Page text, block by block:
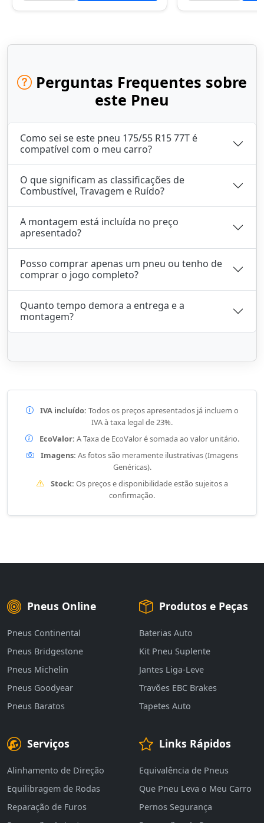
Perguntas Frequentes sobre
este Pneu
Como sei se este pneu 175/55 R15 77T é
compatível com o meu carro?
O que significam as classificações de
Combustível, Travagem e Ruído?
A montagem está incluída no preço
apresentado?
Posso comprar apenas um pneu ou tenho de
comprar o jogo completo?
Quanto tempo demora a entrega e a
montagem?
IVA incluído: Todos os preços apresentados já incluem o
IVA à taxa legal de 23%.
EcoValor: A Taxa de EcoValor é somada ao valor unitário.
Imagens: As fotos são meramente ilustrativas (Imagens
Genéricas).
Stock: Os preços e disponibilidade estão sujeitos a
confirmação.
Pneus Online
Pneus Continental
Pneus Bridgestone
Pneus Michelin
Pneus Goodyear
Pneus Baratos
Produtos e Peças
Baterias Auto
Kit Pneu Suplente
Jantes Liga-Leve
Travões EBC Brakes
Tapetes Auto
Serviços
Alinhamento de Direção
Equilibragem de Rodas
Reparação de Furos
Links Rápidos
Equivalência de Pneus
Que Pneu Leva o Meu Carro
Pernos Segurança